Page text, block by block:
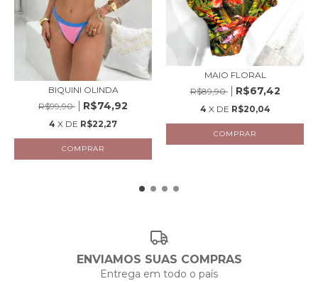
BIQUINI OLINDA
R$99,90
R$74,92
4 X DE R$22,27
COMPRAR
MAIO FLORAL
R$89,90
R$67,42
4 X DE R$20,04
COMPRAR
ENVIAMOS SUAS COMPRAS
Entrega em todo o país